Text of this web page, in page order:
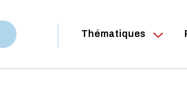
Thématiques